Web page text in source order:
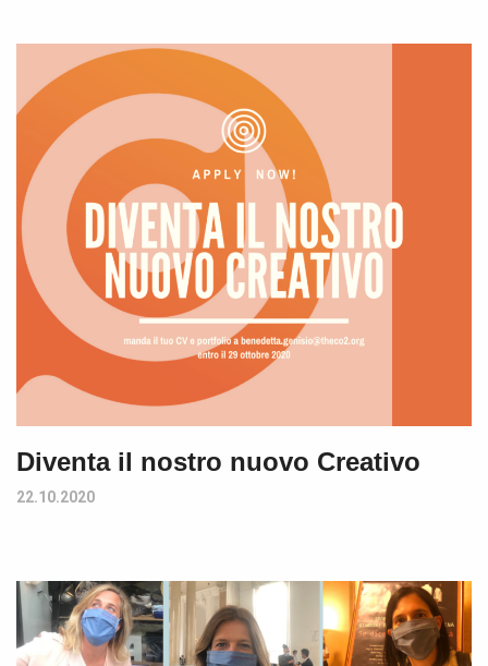
Diventa il nostro nuovo Creativo
22.10.2020